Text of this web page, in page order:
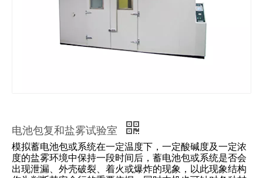
电池包复和盐雾试验室
模拟蓄电池包或系统在一定温度下，一定酸碱度及一定浓
度的盐雾环境中保持一段时间后，蓄电池包或系统是否会
出现泄漏、外壳破裂、着火或爆炸的现象，以此现象结构